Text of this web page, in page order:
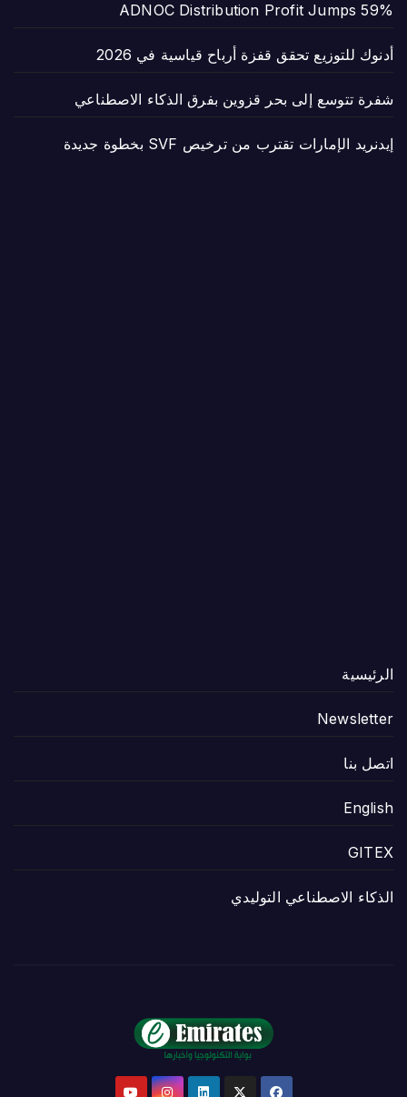
ADNOC Distribution Profit Jumps 59%
أدنوك للتوزيع تحقق قفزة أرباح قياسية في 2026
شفرة تتوسع إلى بحر قزوين بفرق الذكاء الاصطناعي
إيدنريد الإمارات تقترب من ترخيص SVF بخطوة جديدة
الرئيسية
Newsletter
اتصل بنا
English
GITEX
الذكاء الاصطناعي التوليدي